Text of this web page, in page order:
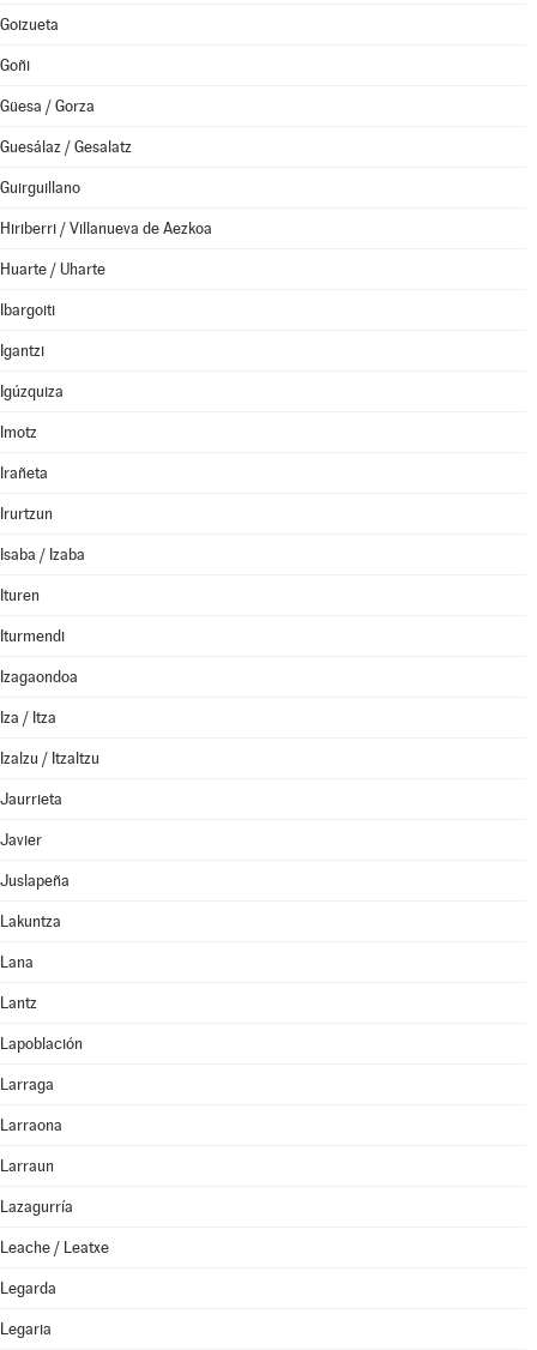
Goizueta
Goñi
Güesa / Gorza
Guesálaz / Gesalatz
Guirguillano
Hiriberri / Villanueva de Aezkoa
Huarte / Uharte
Ibargoiti
Igantzi
Igúzquiza
Imotz
Irañeta
Irurtzun
Isaba / Izaba
Ituren
Iturmendi
Izagaondoa
Iza / Itza
Izalzu / Itzaltzu
Jaurrieta
Javier
Juslapeña
Lakuntza
Lana
Lantz
Lapoblación
Larraga
Larraona
Larraun
Lazagurría
Leache / Leatxe
Legarda
Legaria